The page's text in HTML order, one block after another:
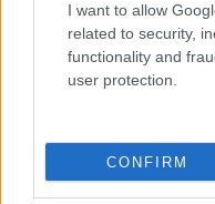
I want to allow
related to security,
functionality and
user protection.
CONFIRM
Τους αφαιρέθηκε
συνολικά οκτώ
μηνών έως 11
και